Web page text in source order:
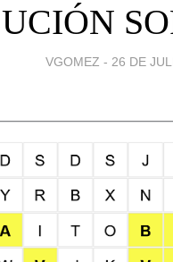
VGOMEZ - 26 DE